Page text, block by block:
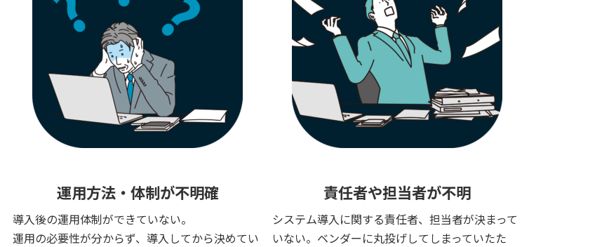
運用方法・体制が不明確
導入後の運用体制ができていない。
運用の必要性が分からず、導入してから決めてい
責任者や担当者が不明
システム導入に関する責任者、担当者が決まって
いない。ベンダーに丸投げしてしまっていたた